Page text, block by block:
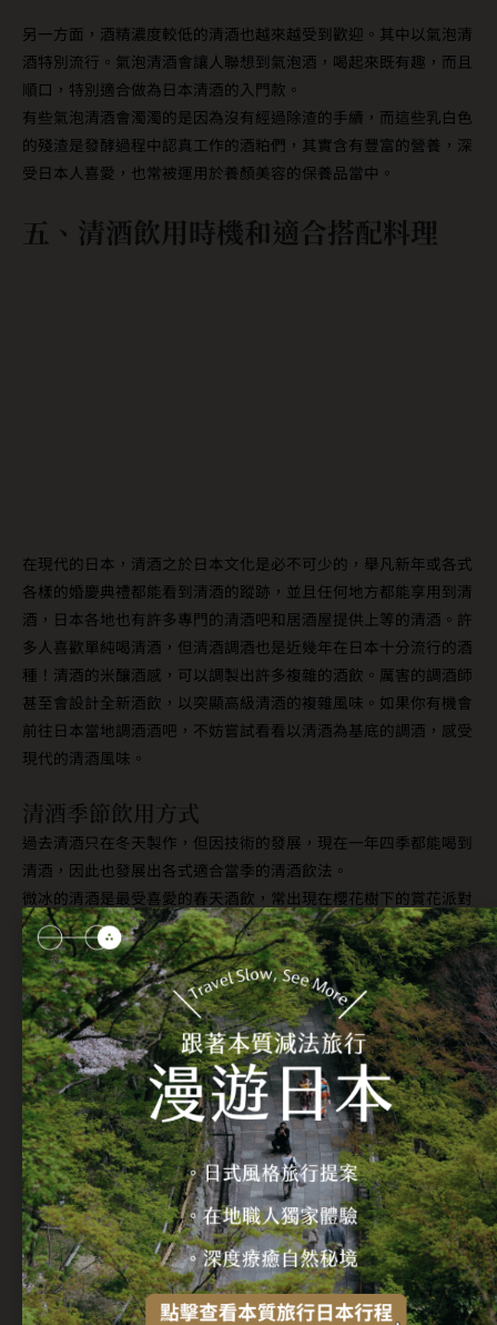
另一方面，酒精濃度較低的清酒也越來越受到歡迎。其中以氣泡清
酒特別流行。氣泡清酒會讓人聯想到氣泡酒，喝起來既有趣，而且
順口，特別適合做為日本清酒的入門款。
有些氣泡清酒會濁濁的是因為沒有經過除渣的手續，而這些乳白色
的殘渣是發酵過程中認真工作的酒粕們，其實含有豐富的營養，深
受日本人喜愛，也常被運用於養顏美容的保養品當中。
五、清酒飲用時機和適合搭配料理
在現代的日本，清酒之於日本文化是必不可少的，舉凡新年或各式
各樣的婚慶典禮都能看到清酒的蹤跡，並且任何地方都能享用到清
酒，日本各地也有許多專門的清酒吧和居酒屋提供上等的清酒。許
多人喜歡單純喝清酒，但清酒調酒也是近幾年在日本十分流行的酒
種！清酒的米釀酒感，可以調製出許多複雜的酒飲。厲害的調酒師
甚至會設計全新酒飲，以突顯高級清酒的複雜風味。如果你有機會
前往日本當地調酒酒吧，不妨嘗試看看以清酒為基底的調酒，感受
現代的清酒風味。
清酒季節飲用方式
過去清酒只在冬天製作，但因技術的發展，現在一年四季都能喝到
清酒，因此也發展出各式適合當季的清酒飲法。
微冰的清酒是最受喜愛的春天酒飲，常出現在櫻花樹下的賞花派對
上。冰清酒是適合在海邊享用的清爽夏日酒飲。而稱為「熱燗」
(atsukan) 的熱清酒，能在冬天滑雪後，或在讓人恢復活力的溫泉
泡湯後，更加暖活身子。